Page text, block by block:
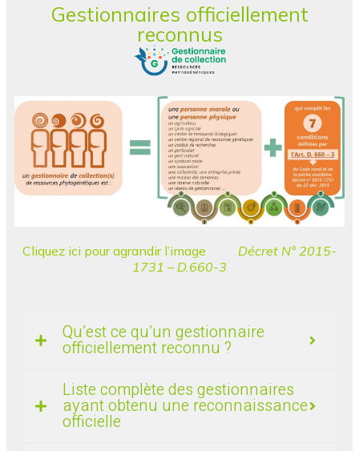
Gestionnaires officiellement
reconnus
Cliquez ici pour agrandir l’image
Décret N° 2015-
1731 – D.660-3
Qu’est ce qu’un gestionnaire
officiellement reconnu ?
Liste complète des gestionnaires
ayant obtenu une reconnaissance
officielle